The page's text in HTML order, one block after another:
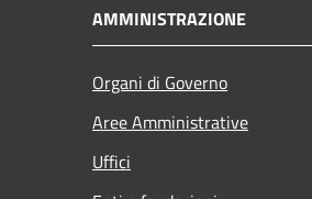
AMMINISTRAZIONE
Organi di Governo
Aree Amministrative
Uffici